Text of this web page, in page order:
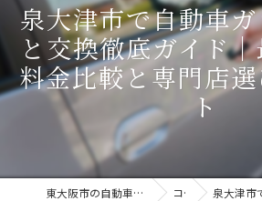
泉大津市で自動車
と交換徹底ガイド｜
料金比較と専門店
ト
東大阪市の自動車ガラス専門店・株式会社水野ガラス コラム 泉大津市で自動車ガラスの